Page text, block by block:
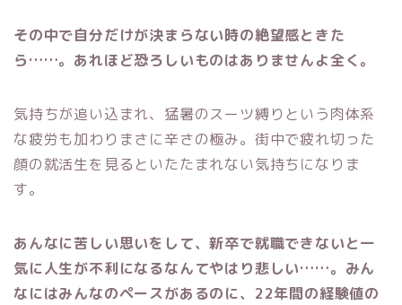
その中で自分だけが決まらない時の絶望感ときた
ら……。あれほど恐ろしいものはありませんよ全く。
気持ちが追い込まれ、猛暑のスーツ縛りという肉体系
な疲労も加わりまさに辛さの極み。街中で疲れ切った
顔の就活生を見るといたたまれない気持ちになりま
す。
あんなに苦しい思いをして、新卒で就職できないと一
気に人生が不利になるなんてやはり悲しい……。みん
なにはみんなのペースがあるのに、22年間の経験値の